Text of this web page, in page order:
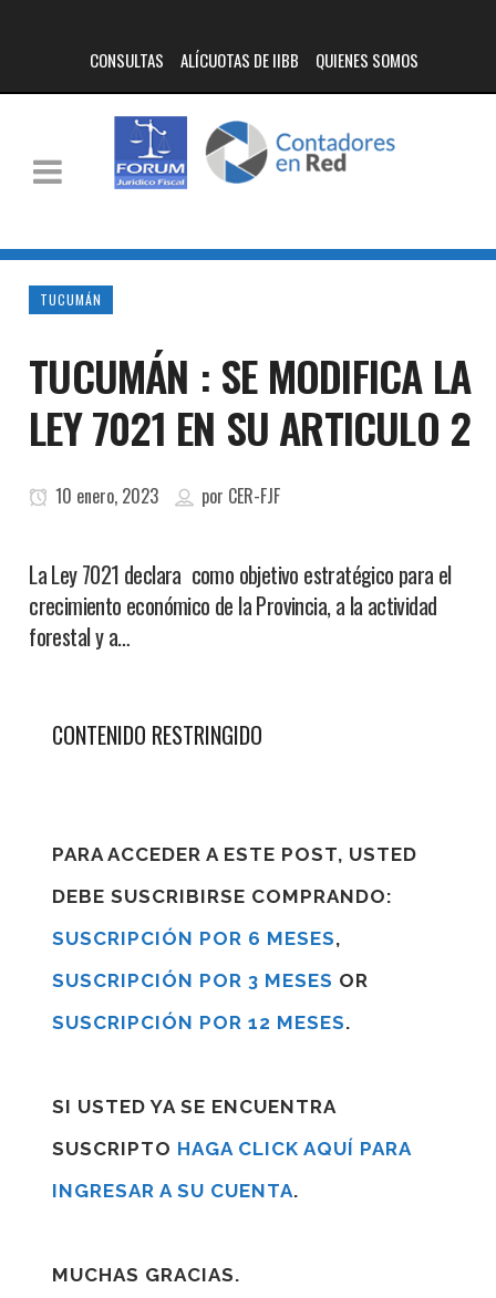
CONSULTAS ALÍCUOTAS DE IIBB QUIENES SOMOS
TUCUMÁN
TUCUMÁN : SE MODIFICA LA
LEY 7021 EN SU ARTICULO 2
10 enero, 2023 por CER-FJF
La Ley 7021 declara como objetivo estratégico para el
crecimiento económico de la Provincia, a la actividad
forestal y a…
CONTENIDO RESTRINGIDO
PARA ACCEDER A ESTE POST, USTED
DEBE SUSCRIBIRSE COMPRANDO:
SUSCRIPCIÓN POR 6 MESES,
SUSCRIPCIÓN POR 3 MESES OR
SUSCRIPCIÓN POR 12 MESES.
SI USTED YA SE ENCUENTRA
SUSCRIPTO HAGA CLICK AQUÍ PARA
INGRESAR A SU CUENTA.
MUCHAS GRACIAS.